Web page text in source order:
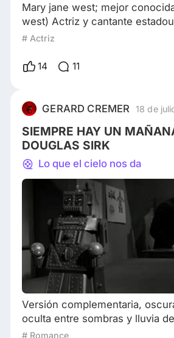
Mary jane west; mejor
west) Actriz y cantante
(Nueva York,17 de agosto de
actriz,cantante,
forma provocativa,esto
puritanos de los años veinte y
gris de estados unidos
# Actriz
14 11
GERARD CREMER 18 de
SIEMPRE HAY UN
DOUGLAS SIRK
Lo que el cielo nos da
Versión complementaria,
oculta entre sombras y lluvia
lo sabe, 1955". Los espacios de
# Romance